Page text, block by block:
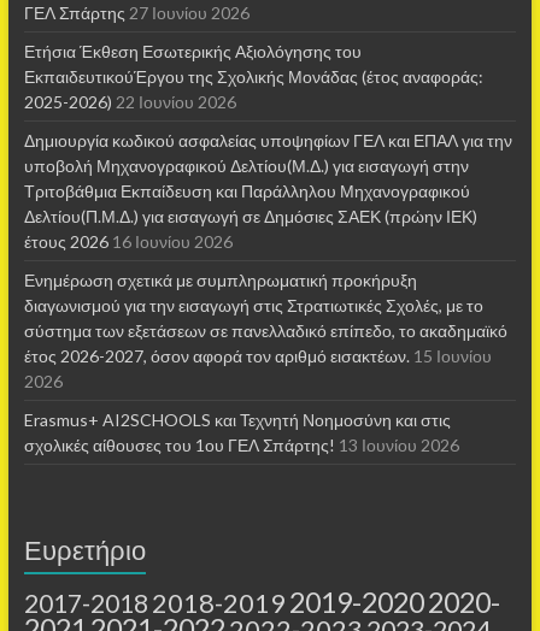
ΓΕΛ Σπάρτης 27 Ιουνίου 2026
Ετήσια Έκθεση Εσωτερικής Αξιολόγησης του
ΕκπαιδευτικούΈργου της Σχολικής Μονάδας (έτος αναφοράς:
2025-2026) 22 Ιουνίου 2026
Δημιουργία κωδικού ασφαλείας υποψηφίων ΓΕΛ και ΕΠΑΛ για την
υποβολή Μηχανογραφικού Δελτίου(Μ.Δ.) για εισαγωγή στην
Τριτοβάθμια Εκπαίδευση και Παράλληλου Μηχανογραφικού
Δελτίου(Π.Μ.Δ.) για εισαγωγή σε Δημόσιες ΣΑΕΚ (πρώην ΙΕΚ)
έτους 2026 16 Ιουνίου 2026
Ενημέρωση σχετικά με συμπληρωματική προκήρυξη
διαγωνισμού για την εισαγωγή στις Στρατιωτικές Σχολές, με το
σύστημα των εξετάσεων σε πανελλαδικό επίπεδο, το ακαδημαϊκό
έτος 2026-2027, όσον αφορά τον αριθμό εισακτέων. 15 Ιουνίου
2026
Erasmus+ AI2SCHOOLS και Τεχνητή Νοημοσύνη και στις
σχολικές αίθουσες τoυ 1ου ΓΕΛ Σπάρτης! 13 Ιουνίου 2026
Ευρετήριο
2017-2018 2018-20192019-20202020-